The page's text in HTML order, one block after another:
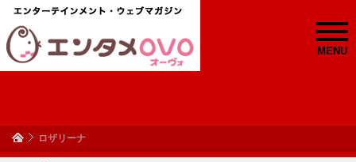
MENU
ロザリーナ